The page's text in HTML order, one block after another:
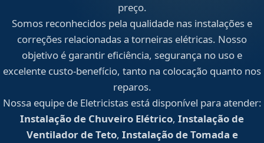
preço.
Somos reconhecidos pela qualidade nas instalações e
correções relacionadas a torneiras elétricas. Nosso
objetivo é garantir eficiência, segurança no uso e
excelente custo-benefício, tanto na colocação quanto nos
reparos.
Nossa equipe de Eletricistas está disponível para atender:
Instalação de Chuveiro Elétrico, Instalação de
Ventilador de Teto, Instalação de Tomada e